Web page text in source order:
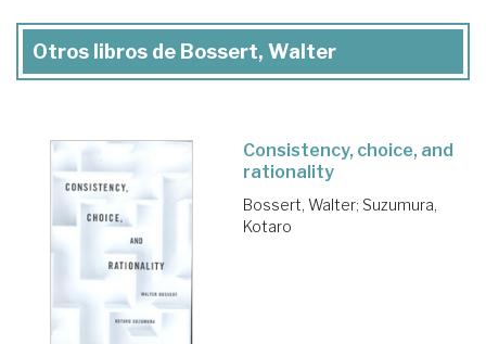
Otros libros de Bossert, Walter
Consistency, choice, and
rationality
Bossert, Walter; Suzumura,
Kotaro